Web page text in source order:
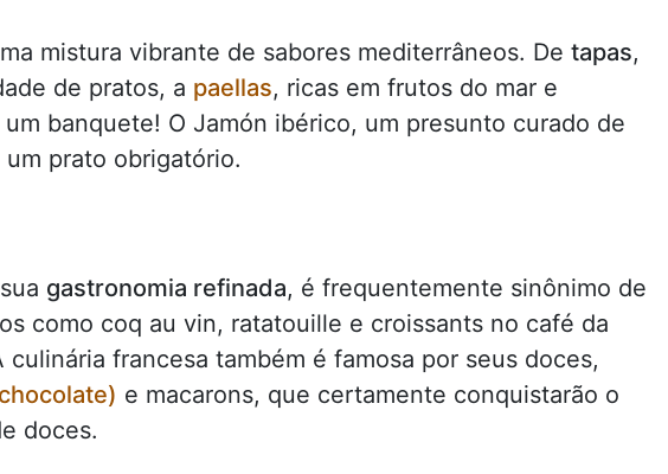
mistura vibrante de sabores mediterrâneos. De tapas,
de pratos, a paellas, ricas em frutos do mar e
banquete! O Jamón ibérico, um presunto curado de
prato obrigatório.
gastronomia refinada, é frequentemente sinônimo de
como coq au vin, ratatouille e croissants no café da
culinária francesa também é famosa por seus doces,
e macarons, que certamente conquistarão o
doces.